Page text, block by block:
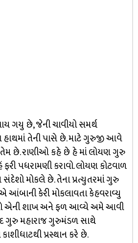
ગયુ છે, જેની ચાવીયો સમર્થ
હાથમાં તેની પાસે છે. માટે ગુરુજી આવે
છે. રાણીઓ કહે છે હે માં લોયણ ગુરુ
પધરામણી કરાવો. લોયણ કોટવાળ
મોકલે છે. તેના પ્રત્યુતરમાં ગુરુ
આંબાની કેરી મોકલાવતા કેહવરાવ્યુ
એની શાખ અને ફળ આવ્યે અમે આવી
ગુરુ મહારાજ ગુરુમંડળ સાથે
પ્રસ્થાન કરે છે.